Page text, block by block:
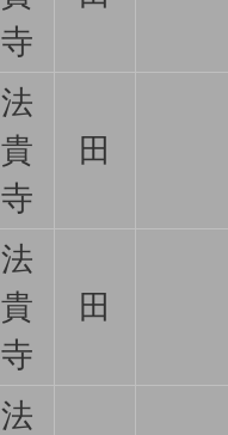
寺
法
貴
寺
田
法
貴
寺
田
法